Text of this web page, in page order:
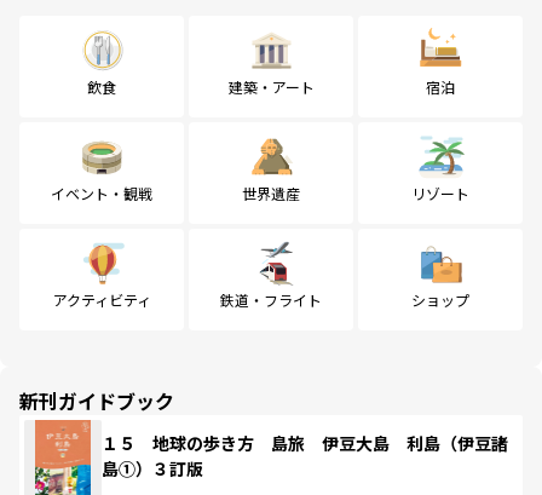
飲食 建築・アート 宿泊
イベント・観戦 世界遺産 リゾート
アクティビティ 鉄道・フライト ショップ
新刊ガイドブック
１５ 地球の歩き方 島旅 伊豆大島 利島（伊豆諸
島①）３訂版